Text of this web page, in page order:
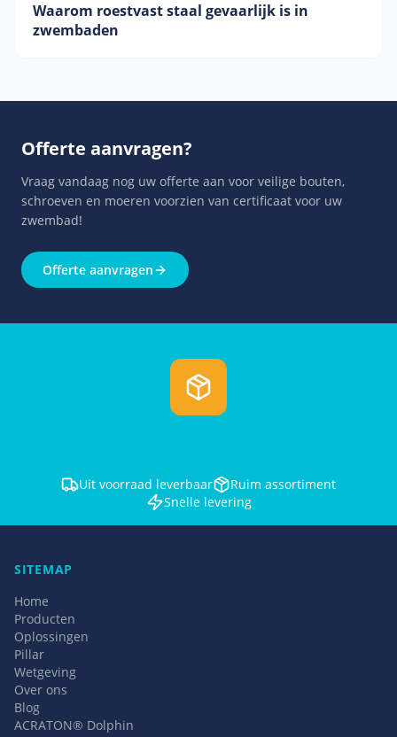
Waarom roestvast staal gevaarlijk is in
zwembaden
Offerte aanvragen?
Vraag vandaag nog uw offerte aan voor veilige bouten,
schroeven en moeren voorzien van certificaat voor uw
zwembad!
Offerte aanvragen
Uit voorraad leverbaar
Ruim assortiment
Snelle levering
SITEMAP
Home
Producten
Oplossingen
Pillar
Wetgeving
Over ons
Blog
ACRATON® Dolphin